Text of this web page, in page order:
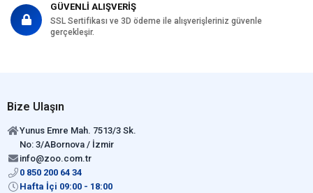
GÜVENLİ ALIŞVERİŞ
SSL Sertifikası ve 3D ödeme ile alışverişleriniz güvenle
gerçekleşir.
Bize Ulaşın
Yunus Emre Mah. 7513/3 Sk.
No: 3/ABornova / İzmir
info@zoo.com.tr
0 850 200 64 34
Hafta İçi 09:00 - 18:00